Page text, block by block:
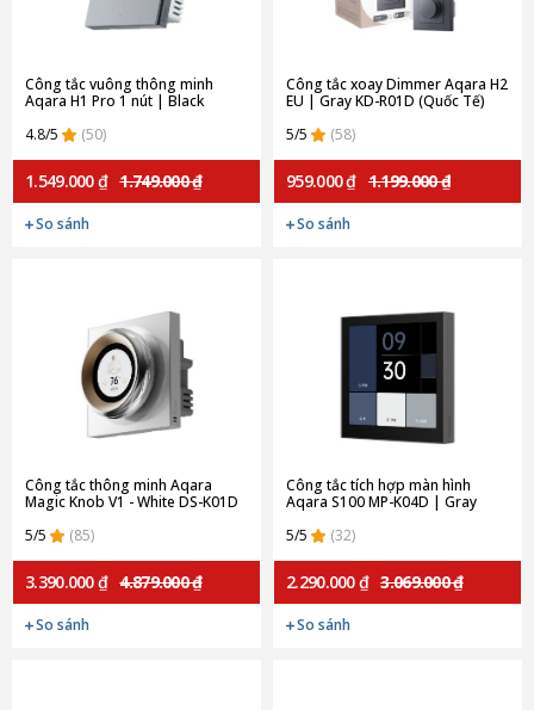
Công tắc vuông thông minh
Aqara H1 Pro 1 nút | Black
4.8/5
(50)
1.549.000 ₫ 1.749.000 ₫
So sánh
Công tắc xoay Dimmer Aqara H2
EU | Gray KD-R01D (Quốc Tế)
5/5
(58)
959.000 ₫ 1.199.000 ₫
So sánh
Công tắc thông minh Aqara
Magic Knob V1 - White DS-K01D
5/5
(85)
3.390.000 ₫ 4.879.000 ₫
So sánh
Công tắc tích hợp màn hình
Aqara S100 MP-K04D | Gray
5/5
(32)
2.290.000 ₫ 3.069.000 ₫
So sánh